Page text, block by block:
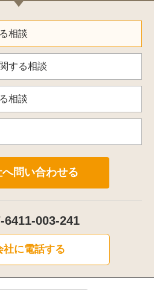
にオープン。
う。 〈文責 合田吉裕〉
相談
する相談
相談
6411-003-241
社に電話する